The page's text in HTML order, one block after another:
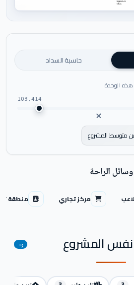
حاسبة السداد
103,414
متوسط المشروع
وسائل الراحة
مركز تجاري منطقة
المشروع 13